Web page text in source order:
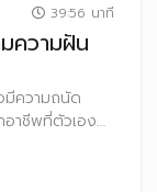
39:56 นาที
ความฝัน
มีความถนัด
าชีพที่ตัวเอง